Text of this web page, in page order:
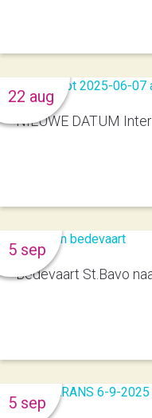
NIEUWE DATUM
22 aug
Bedevaart St.Bavo
5 sep
5 sep